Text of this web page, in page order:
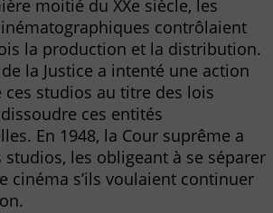
moitié du XXe siècle, les
contrôlaient
la production et la distribution.
la Justice a intenté une action
studios au titre des lois
ces entités
En 1948, la Cour suprême a
les obligeant à se séparer
cinéma s’ils voulaient continuer